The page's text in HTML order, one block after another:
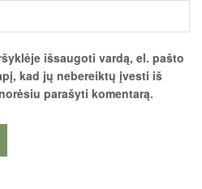
išsaugoti vardą, el. pašto
kad jų nebereiktų įvesti iš
parašyti komentarą.